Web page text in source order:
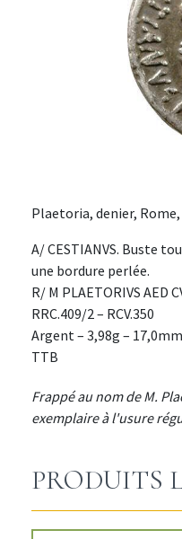
Plaetoria, denier, Rome,
A/ CESTIANVS. Buste
une bordure perlée.
R/ M PLAETORIVS AED
RRC.409/2 – RCV.350
Argent – 3,98g –
TTB
Frappé au nom de M.
exemplaire à l'usure
PRODUITS